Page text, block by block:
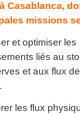
Casablanca,
missions
et optimiser les
liés au
et aux flux de
les flux